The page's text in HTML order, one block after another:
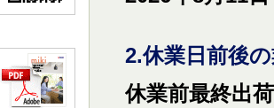
2.休業日前後
休業前最終出